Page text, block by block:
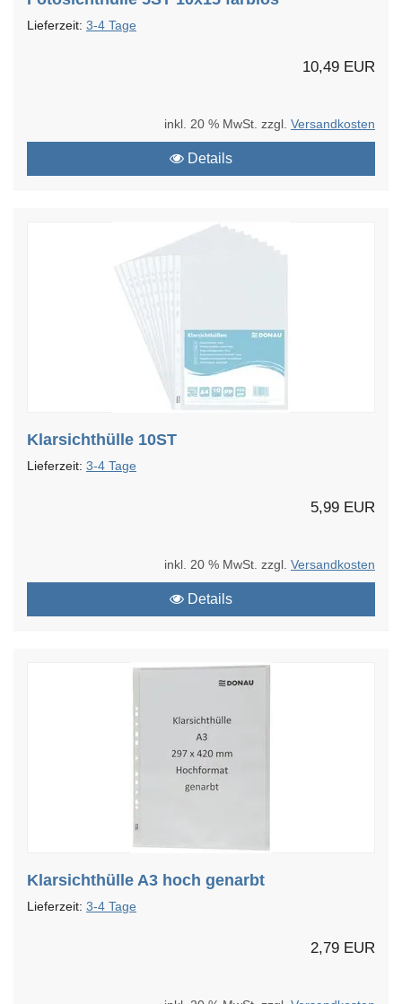
Lieferzeit: 3-4 Tage
10,49 EUR
inkl. 20 % MwSt. zzgl. Versandkosten
Details
Klarsichthülle 10ST
Lieferzeit: 3-4 Tage
5,99 EUR
inkl. 20 % MwSt. zzgl. Versandkosten
Details
Klarsichthülle A3 hoch genarbt
Lieferzeit: 3-4 Tage
2,79 EUR